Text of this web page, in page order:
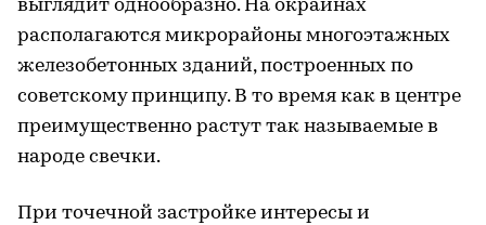
выглядит однообразно. На окраинах
располагаются микрорайоны многоэтажных
железобетонных зданий, построенных по
советскому принципу. В то время как в центре
преимущественно растут так называемые в
народе свечки.
При точечной застройке интересы и